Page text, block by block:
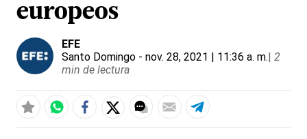
europeos
EFE
Santo Domingo - nov. 28, 2021 | 11:36 a. m.| 2
min de lectura